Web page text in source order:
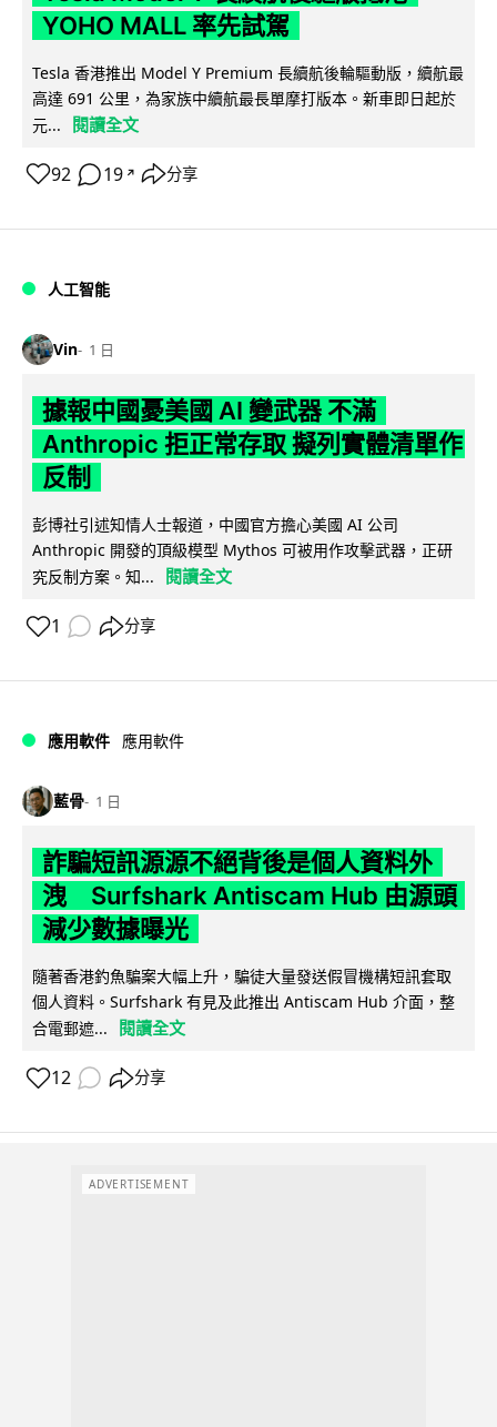
YOHO MALL 率先試駕
Tesla 香港推出 Model Y Premium 長續航後輪驅動版，續航最
高達 691 公里，為家族中續航最長單摩打版本。新車即日起於
元...
閱讀全文
92 19 ↗ 分享
人工智能
Vin 1 日
據報中國憂美國 AI 變武器 不滿
Anthropic 拒正常存取 擬列實體清單作
反制
彭博社引述知情人士報道，中國官方擔心美國 AI 公司
Anthropic 開發的頂級模型 Mythos 可被用作攻擊武器，正研
究反制方案。知...
閱讀全文
1 分享
應用軟件 應用軟件
藍骨 1 日
詐騙短訊源源不絕背後是個人資料外
洩 Surfshark Antiscam Hub 由源頭
減少數據曝光
隨著香港釣魚騙案大幅上升，騙徒大量發送假冒機構短訊套取
個人資料。Surfshark 有見及此推出 Antiscam Hub 介面，整
合電郵遮...
閱讀全文
12 分享
ADVERTISEMENT